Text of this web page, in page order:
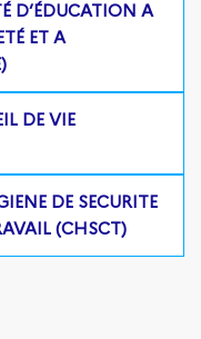
D’ÉDUCATION A
ET A
DE VIE
DE SECURITE
(CHSCT)